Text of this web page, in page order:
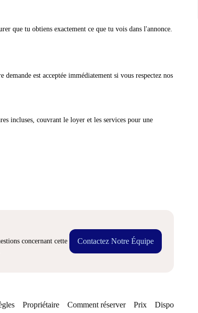
que tu obtiens exactement ce que tu vois dans l'annonce.
est acceptée immédiatement si vous respectez nos
incluses, couvrant le loyer et les services pour une
concernant cette
Contactez Notre Équipe
Propriétaire Comment réserver Prix Disponibilités